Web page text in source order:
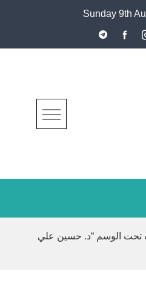
Sunday 9th
تحت الوسم “د. حسين علي